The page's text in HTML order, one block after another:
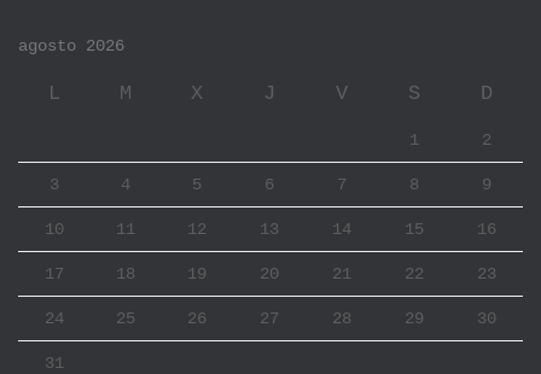
agosto 2026
L M X J V S D
1 2
3 4 5 6 7 8 9
10 11 12 13 14 15 16
17 18 19 20 21 22 23
24 25 26 27 28 29 30
31